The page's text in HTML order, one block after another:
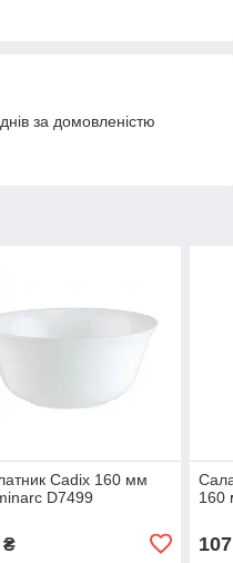
за домовленістю
Cadix 160 мм
D7499
160
107